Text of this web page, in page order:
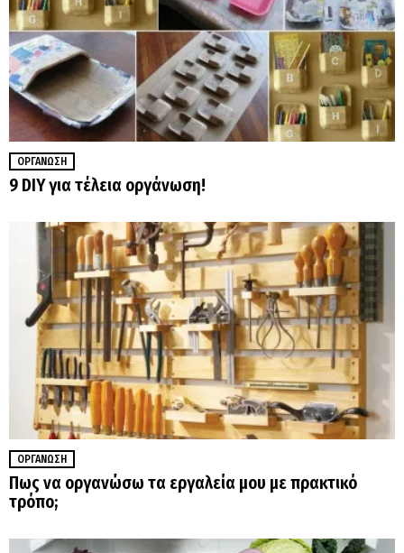
ΟΡΓΆΝΩΣΗ
9 DIY για τέλεια οργάνωση!
ΟΡΓΆΝΩΣΗ
Πως να οργανώσω τα εργαλεία μου με πρακτικό
τρόπο;